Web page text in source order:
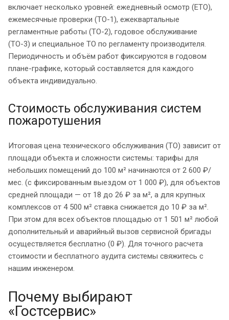
включает несколько уровней: ежедневный осмотр (ЕТО),
ежемесячные проверки (ТО-1), ежеквартальные
регламентные работы (ТО-2), годовое обслуживание
(ТО-3) и специальное ТО по регламенту производителя.
Периодичность и объём работ фиксируются в годовом
плане-графике, который составляется для каждого
объекта индивидуально.
Стоимость обслуживания систем
пожаротушения
Итоговая цена технического обслуживания (ТО) зависит от
площади объекта и сложности системы: тарифы для
небольших помещений до 100 м² начинаются от 2 600 ₽/
мес. (с фиксированным выездом от 1 000 ₽), для объектов
средней площади — от 18 до 26 ₽ за м², а для крупных
комплексов от 4 500 м² ставка снижается до 10 ₽ за м².
При этом для всех объектов площадью от 1 501 м² любой
дополнительный и аварийный вызов сервисной бригады
осуществляется бесплатно (0 ₽). Для точного расчета
стоимости и бесплатного аудита системы свяжитесь с
нашим инженером.
Почему выбирают
«Гостсервис»